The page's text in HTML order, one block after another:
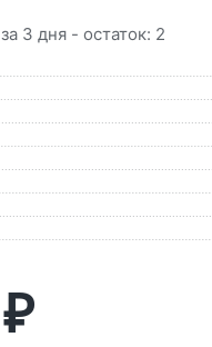
3 дня - остаток: 2
₽